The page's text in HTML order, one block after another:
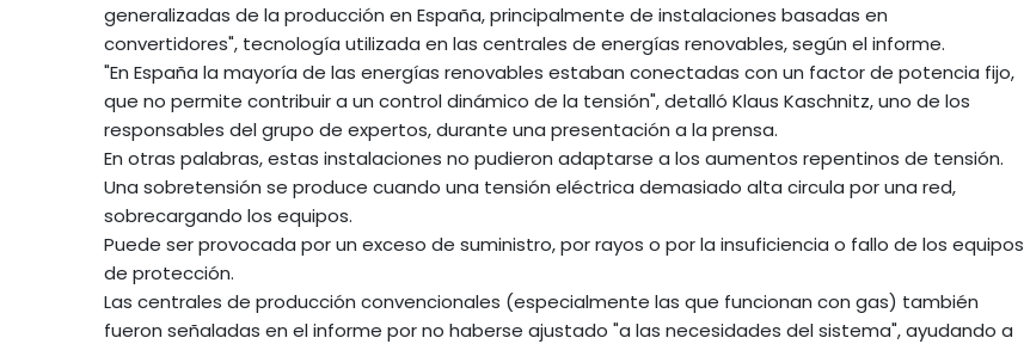
generalizadas de la producción en España, principalmente de instalaciones basadas en
convertidores", tecnología utilizada en las centrales de energías renovables, según el informe.
"En España la mayoría de las energías renovables estaban conectadas con un factor de potencia fijo,
que no permite contribuir a un control dinámico de la tensión", detalló Klaus Kaschnitz, uno de los
responsables del grupo de expertos, durante una presentación a la prensa.
En otras palabras, estas instalaciones no pudieron adaptarse a los aumentos repentinos de tensión.
Una sobretensión se produce cuando una tensión eléctrica demasiado alta circula por una red,
sobrecargando los equipos.
Puede ser provocada por un exceso de suministro, por rayos o por la insuficiencia o fallo de los equipos
de protección.
Las centrales de producción convencionales (especialmente las que funcionan con gas) también
fueron señaladas en el informe por no haberse ajustado "a las necesidades del sistema", ayudando a